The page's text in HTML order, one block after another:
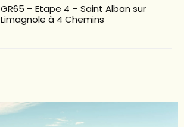
GR65 – Etape 4 – Saint Alban sur
Limagnole à 4 Chemins